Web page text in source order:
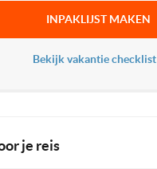
INPAKLIJST MAKEN
Bekijk vakantie checklist
je reis